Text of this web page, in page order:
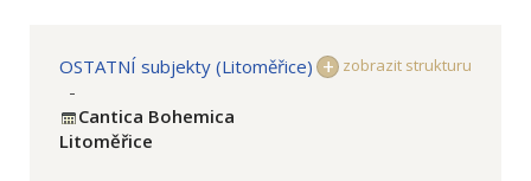
zobrazit strukturu
OSTATNÍ subjekty (Litoměřice)
-
Cantica Bohemica
Litoměřice